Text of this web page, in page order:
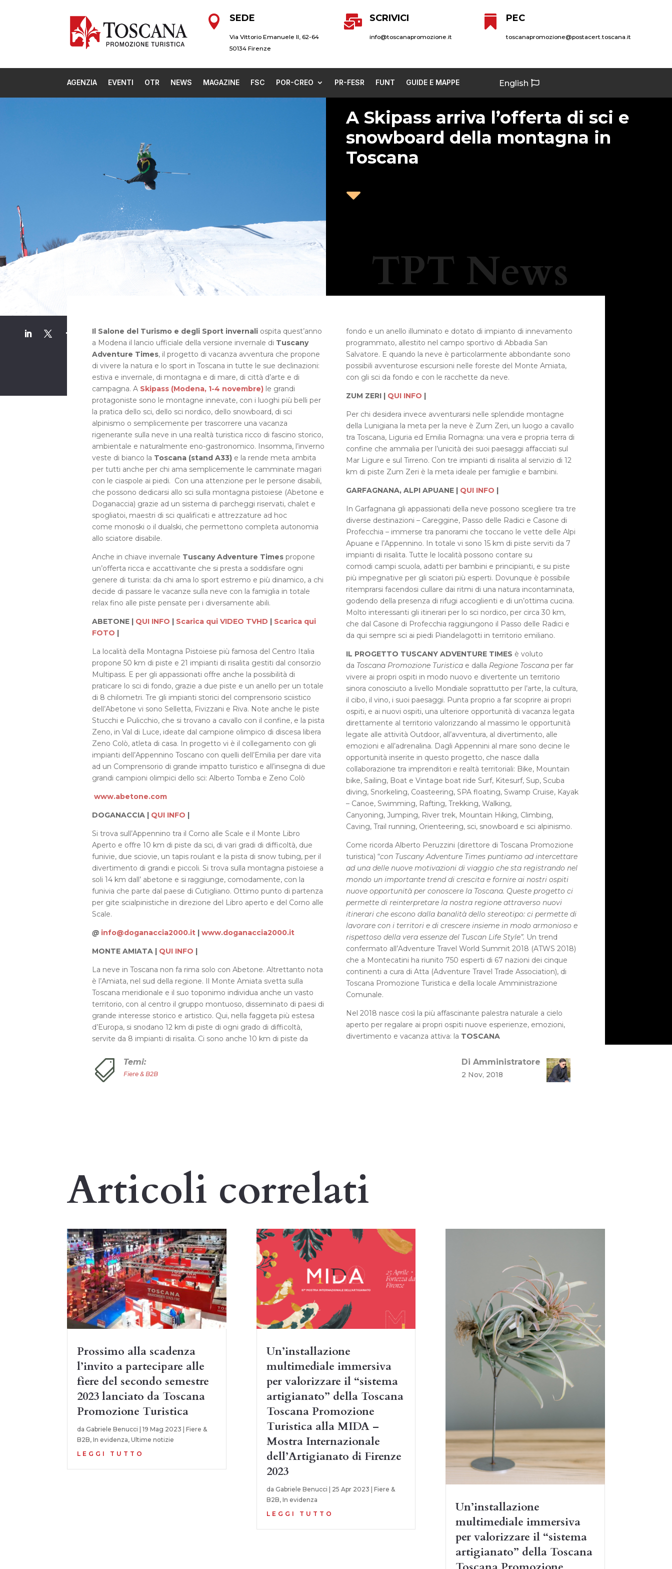
 SEDE
Via Vittorio Emanuele II, 62-64
50134 Firenze
 SCRIVICI
info@toscanapromozione.it
 PEC
toscanapromozione@postacert.toscana.it
AGENZIA EVENTI OTR NEWS MAGAZINE FSC POR-CREO PR-FESR FUNT GUIDE E MAPPE English
TPT News
A Skipass arriva l’offerta di sci e
snowboard della montagna in
Toscana

Il Salone del Turismo e degli Sport invernali ospita quest’anno
a Modena il lancio ufficiale della versione invernale di Tuscany
Adventure Times, il progetto di vacanza avventura che propone
di vivere la natura e lo sport in Toscana in tutte le sue declinazioni:
estiva e invernale, di montagna e di mare, di città d’arte e di
campagna. A Skipass (Modena, 1-4 novembre) le grandi
protagoniste sono le montagne innevate, con i luoghi più belli per
la pratica dello sci, dello sci nordico, dello snowboard, di sci
alpinismo o semplicemente per trascorrere una vacanza
rigenerante sulla neve in una realtà turistica ricco di fascino storico,
ambientale e naturalmente eno-gastronomico. Insomma, l’inverno
veste di bianco la Toscana (stand A33) e la rende meta ambita
per tutti anche per chi ama semplicemente le camminate magari
con le ciaspole ai piedi. Con una attenzione per le persone disabili,
che possono dedicarsi allo sci sulla montagna pistoiese (Abetone e
Doganaccia) grazie ad un sistema di parcheggi riservati, chalet e
spogliatoi, maestri di sci qualificati e attrezzature ad hoc
come monoski o il dualski, che permettono completa autonomia
allo sciatore disabile.
Anche in chiave invernale Tuscany Adventure Times propone
un’offerta ricca e accattivante che si presta a soddisfare ogni
genere di turista: da chi ama lo sport estremo e più dinamico, a chi
decide di passare le vacanze sulla neve con la famiglia in totale
relax fino alle piste pensate per i diversamente abili.
ABETONE | QUI INFO Scarica qui VIDEO TVHD
Scarica qui
FOTO
La località della Montagna Pistoiese più famosa del Centro Italia
propone 50 km di piste e 21 impianti di risalita gestiti dal consorzio
Multipass. E per gli appassionati offre anche la possibilità di
praticare lo sci di fondo, grazie a due piste e un anello per un totale
di 8 chilometri. Tre gli impianti storici del comprensorio sciistico
dell’Abetone vi sono Selletta, Fivizzani e Riva. Note anche le piste
Stucchi e Pulicchio, che si trovano a cavallo con il confine, e la pista
Zeno, in Val di Luce, ideate dal campione olimpico di discesa libera
Zeno Colò, atleta di casa. In progetto vi è il collegamento con gli
impianti dell’Appennino Toscano con quelli dell’Emilia per dare vita
ad un Comprensorio di grande impatto turistico e all’insegna di due
grandi campioni olimpici dello sci: Alberto Tomba e Zeno Colò
www.abetone.com
DOGANACCIA | QUI INFO
Si trova sull’Appennino tra il Corno alle Scale e il Monte Libro
Aperto e offre 10 km di piste da sci, di vari gradi di difficoltà, due
funivie, due sciovie, un tapis roulant e la pista di snow tubing, per il
divertimento di grandi e piccoli. Si trova sulla montagna pistoiese a
soli 14 km dall’ abetone e si raggiunge, comodamente, con la
funivia che parte dal paese di Cutigliano. Ottimo punto di partenza
per gite scialpinistiche in direzione del Libro aperto e del Corno alle
Scale.
@ info@doganaccia2000.it |www.doganaccia2000.it
MONTE AMIATA | QUI INFO
La neve in Toscana non fa rima solo con Abetone. Altrettanto nota
è l’Amiata, nel sud della regione. Il Monte Amiata svetta sulla
Toscana meridionale e il suo toponimo individua anche un vasto
territorio, con al centro il gruppo montuoso, disseminato di paesi di
grande interesse storico e artistico. Qui, nella faggeta più estesa
d’Europa, si snodano 12 km di piste di ogni grado di difficoltà,
servite da 8 impianti di risalita. Ci sono anche 10 km di piste da
fondo e un anello illuminato e dotato di impianto di innevamento
programmato, allestito nel campo sportivo di Abbadia San
Salvatore. E quando la neve è particolarmente abbondante sono
possibili avventurose escursioni nelle foreste del Monte Amiata,
con gli sci da fondo e con le racchette da neve.
ZUM ZERI | QUI INFO
Per chi desidera invece avventurarsi nelle splendide montagne
della Lunigiana la meta per la neve è Zum Zeri, un luogo a cavallo
tra Toscana, Liguria ed Emilia Romagna: una vera e propria terra di
confine che ammalia per l’unicità dei suoi paesaggi affacciati sul
Mar Ligure e sul Tirreno. Con tre impianti di risalita al servizio di 12
km di piste Zum Zeri è la meta ideale per famiglie e bambini.
GARFAGNANA, ALPI APUANE | QUI INFO
In Garfagnana gli appassionati della neve possono scegliere tra tre
diverse destinazioni – Careggine, Passo delle Radici e Casone di
Profecchia – immerse tra panorami che toccano le vette delle Alpi
Apuane e l’Appennino. In totale vi sono 15 km di piste serviti da 7
impianti di risalita. Tutte le località possono contare su
comodi campi scuola, adatti per bambini e principianti, e su piste
più impegnative per gli sciatori più esperti. Dovunque è possibile
ritemprarsi facendosi cullare dai ritmi di una natura incontaminata,
godendo della presenza di rifugi accoglienti e di un’ottima cucina.
Molto interessanti gli itinerari per lo sci nordico, per circa 30 km,
che dal Casone di Profecchia raggiungono il Passo delle Radici e
da qui sempre sci ai piedi Piandelagotti in territorio emiliano.
IL PROGETTO TUSCANY ADVENTURE TIMES è voluto
da Toscana Promozione Turistica e dalla Regione Toscana per far
vivere ai propri ospiti in modo nuovo e divertente un territorio
sinora conosciuto a livello Mondiale soprattutto per l’arte, la cultura,
il cibo, il vino, i suoi paesaggi. Punta proprio a far scoprire ai propri
ospiti, e ai nuovi ospiti, una ulteriore opportunità di vacanza legata
direttamente al territorio valorizzando al massimo le opportunità
legate alle attività Outdoor, all’avventura, al divertimento, alle
emozioni e all’adrenalina. Dagli Appennini al mare sono decine le
opportunità inserite in questo progetto, che nasce dalla
collaborazione tra imprenditori e realtà territoriali: Bike, Mountain
bike, Sailing, Boat e Vintage boat ride Surf, Kitesurf, Sup, Scuba
diving, Snorkeling, Coasteering, SPA floating, Swamp Cruise, Kayak
– Canoe, Swimming, Rafting, Trekking, Walking,
Canyoning, Jumping, River trek, Mountain Hiking, Climbing,
Caving, Trail running, Orienteering, sci, snowboard e sci alpinismo.
Come ricorda Alberto Peruzzini (direttore di Toscana Promozione
turistica) “con Tuscany Adventure Times puntiamo ad intercettare
ad una delle nuove motivazioni di viaggio che sta registrando nel
mondo un importante trend di crescita e fornire ai nostri ospiti
nuove opportunità per conoscere la Toscana. Queste progetto ci
permette di reinterpretare la nostra regione attraverso nuovi
itinerari che escono dalla banalità dello stereotipo: ci permette di
lavorare con i territori e di crescere insieme in modo armonioso e
rispettoso della vera essenze del Tuscan Life Style”. Un trend
confermato all’Adventure Travel World Summit 2018 (ATWS 2018)
che a Montecatini ha riunito 750 esperti di 67 nazioni dei cinque
continenti a cura di Atta (Adventure Travel Trade Association), di
Toscana Promozione Turistica e della locale Amministrazione
Comunale.
Nel 2018 nasce così la più affascinante palestra naturale a cielo
aperto per regalare ai propri ospiti nuove esperienze, emozioni,
divertimento e vacanza attiva: la TOSCANA
 Temi:
Fiere & B2B
Di Amministratore
2 Nov, 2018
Articoli correlati
Prossimo alla scadenza
l’invito a partecipare alle
fiere del secondo semestre
2023 lanciato da Toscana
Promozione Turistica
da Gabriele Benucci |19 Mag 2023 |Fiere &
B2B,In evidenza,Ultime notizie
LEGGI TUTTO
Un’installazione
multimediale immersiva
per valorizzare il “sistema
artigianato” della Toscana
Toscana Promozione
Turistica alla MIDA –
Mostra Internazionale
dell’Artigianato di Firenze
2023
da Gabriele Benucci | 25 Apr 2023 | Fiere &
B2B, In evidenza
LEGGI TUTTO
Un’installazione
multimediale immersiva
per valorizzare il “sistema
artigianato” della Toscana